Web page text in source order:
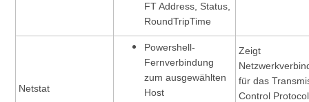
FT Address, Status,
RoundTripTime
Netstat
Powershell-
Fernverbindung
zum ausgewählten
Host
Zeigt
für das
Control